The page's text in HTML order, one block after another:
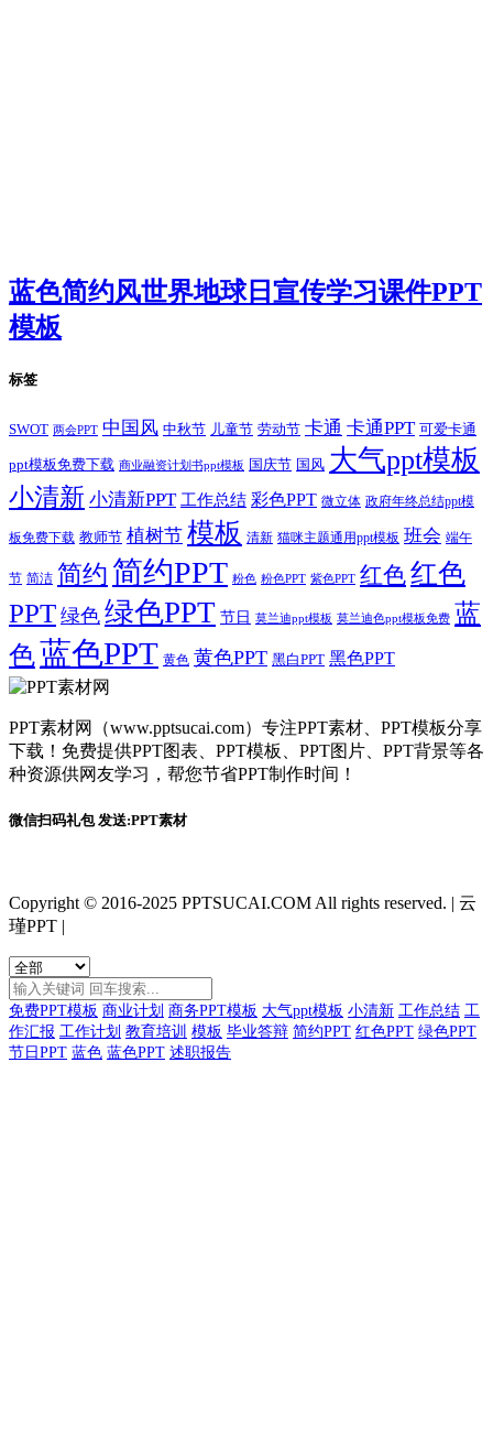
蓝色简约风世界地球日宣传学习课件PPT
模板
标签
SWOT 两会PPT 中国风 中秋节 儿童节 劳动节 卡通 卡通PPT 可爱卡通
ppt模板免费下载 商业融资计划书ppt模板 国庆节 国风 大气ppt模板
小清新 小清新PPT 工作总结 彩色PPT 微立体 政府年终总结ppt模
板免费下载 教师节 植树节 模板 清新 猫咪主题通用ppt模板 班会 端午
节 简洁 简约 简约PPT 粉色 粉色PPT 紫色PPT 红色红色
PPT 绿色 绿色PPT 节日 莫兰迪ppt模板 莫兰迪色ppt模板免费 蓝
色蓝色PPT 黄色 黄色PPT 黑白PPT 黑色PPT
PPT素材网（www.pptsucai.com）专注PPT素材、PPT模板分享
下载！免费提供PPT图表、PPT模板、PPT图片、PPT背景等各
种资源供网友学习，帮您节省PPT制作时间！
微信扫码礼包 发送:PPT素材
Copyright © 2016-2025 PPTSUCAI.COM All rights reserved. | 云
瑾PPT |
免费PPT模板 商业计划 商务PPT模板 大气ppt模板 小清新 工作总结 工
作汇报 工作计划 教育培训 模板 毕业答辩 简约PPT 红色PPT 绿色PPT
节日PPT 蓝色 蓝色PPT 述职报告